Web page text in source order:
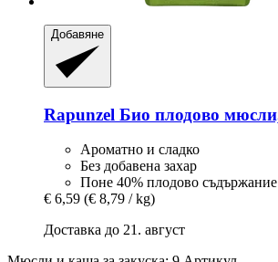
Добавяне
Rapunzel Био плодово
Ароматно и сладко
Без добавена захар
Поне 40% плодово съдържание
€ 6,59 (€ 8,79 / kg)
Доставка до 21. август